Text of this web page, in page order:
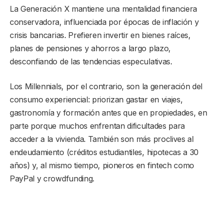
La Generación X mantiene una mentalidad financiera
conservadora, influenciada por épocas de inflación y
crisis bancarias. Prefieren invertir en bienes raíces,
planes de pensiones y ahorros a largo plazo,
desconfiando de las tendencias especulativas.
Los Millennials, por el contrario, son la generación del
consumo experiencial: priorizan gastar en viajes,
gastronomía y formación antes que en propiedades, en
parte porque muchos enfrentan dificultades para
acceder a la vivienda. También son más proclives al
endeudamiento (créditos estudiantiles, hipotecas a 30
años) y, al mismo tiempo, pioneros en fintech como
PayPal y crowdfunding.